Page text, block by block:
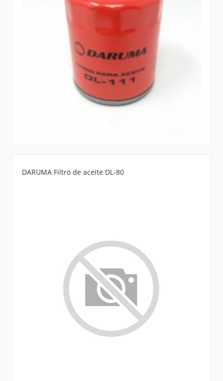
DARUMA Filtro de aceite DL-80